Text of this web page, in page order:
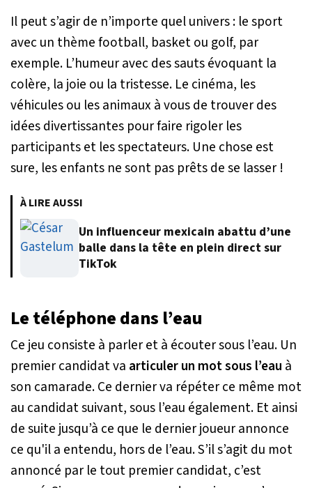
Il peut s’agir de n’importe quel univers : le sport
avec un thème football, basket ou golf, par
exemple. L’humeur avec des sauts évoquant la
colère, la joie ou la tristesse. Le cinéma, les
véhicules ou les animaux à vous de trouver des
idées divertissantes pour faire rigoler les
participants et les spectateurs. Une chose est
sure, les enfants ne sont pas prêts de se lasser !
À LIRE AUSSI
Un influenceur mexicain abattu d’une
balle dans la tête en plein direct sur
TikTok
Le téléphone dans l’eau
Ce jeu consiste à parler et à écouter sous l’eau. Un
premier candidat va articuler un mot sous l’eau à
son camarade. Ce dernier va répéter ce même mot
au candidat suivant, sous l’eau également. Et ainsi
de suite jusqu’à ce que le dernier joueur annonce
ce qu'il a entendu, hors de l’eau. S’il s’agit du mot
annoncé par le tout premier candidat, c’est